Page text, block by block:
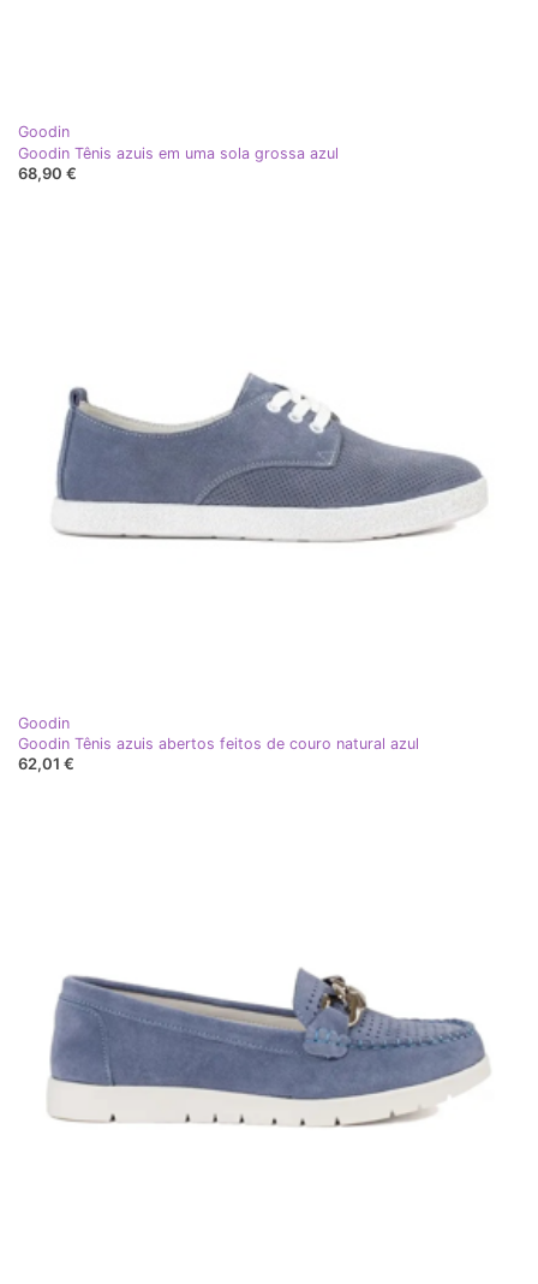
Goodin
Goodin Tênis azuis em uma sola grossa azul
68,90 €
Goodin
Goodin Tênis azuis abertos feitos de couro natural azul
62,01 €